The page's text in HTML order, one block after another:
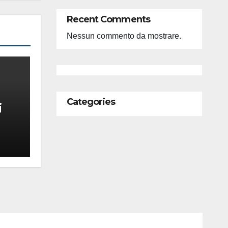
Recent Comments
Nessun commento da mostrare.
Categories